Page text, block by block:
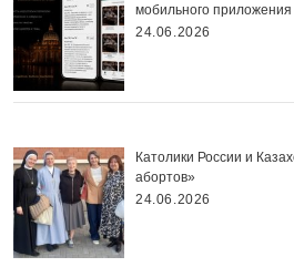
мобильного приложения
24.06.2026
Католики России и
абортов»
24.06.2026